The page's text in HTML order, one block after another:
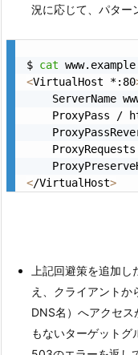
況に応じて、パター
$ cat
<VirtualHost *:80
ServerName
ProxyPass /
ProxyRequests
</VirtualHost>
上記回避策を追加
え、クライアント
DNS名）へアクセ
もないターゲットグ